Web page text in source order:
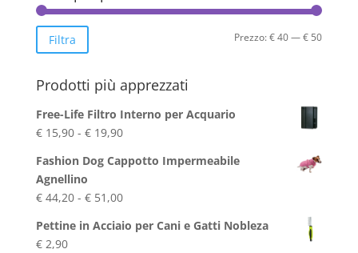
Prezzo
Prezzo
Filtra Prezzo:€ 40—€ 50
Prodotti più apprezzati
Free-Life Filtro Interno per Acquario
€15,90 - €19,90Fascia
prezzo:
€ 15,90
a
Fashion Dog Cappotto Impermeabile
Agnellino
€44,20 - €51,00Fascia
prezzo:
Pettine in Acciaio per Cani e Gatti Nobleza
€2,90